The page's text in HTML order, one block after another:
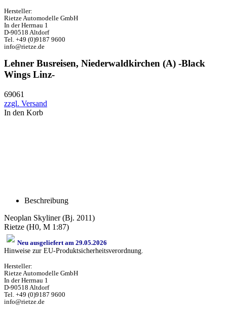
Hersteller:
Rietze Automodelle GmbH
In der Herrnau 1
D-90518 Altdorf
Tel. +49 (0)9187 9600
info@rietze.de
Lehner Busreisen, Niederwaldkirchen (A) -Black
Wings Linz-
69061
zzgl. Versand
In den Korb
Beschreibung
Neoplan Skyliner (Bj. 2011)
Rietze (H0, M 1:87)
Neu ausgeliefert am 29.05.2026
Hinweise zur EU-Produktsicherheitsverordnung.
Hersteller:
Rietze Automodelle GmbH
In der Herrnau 1
D-90518 Altdorf
Tel. +49 (0)9187 9600
info@rietze.de